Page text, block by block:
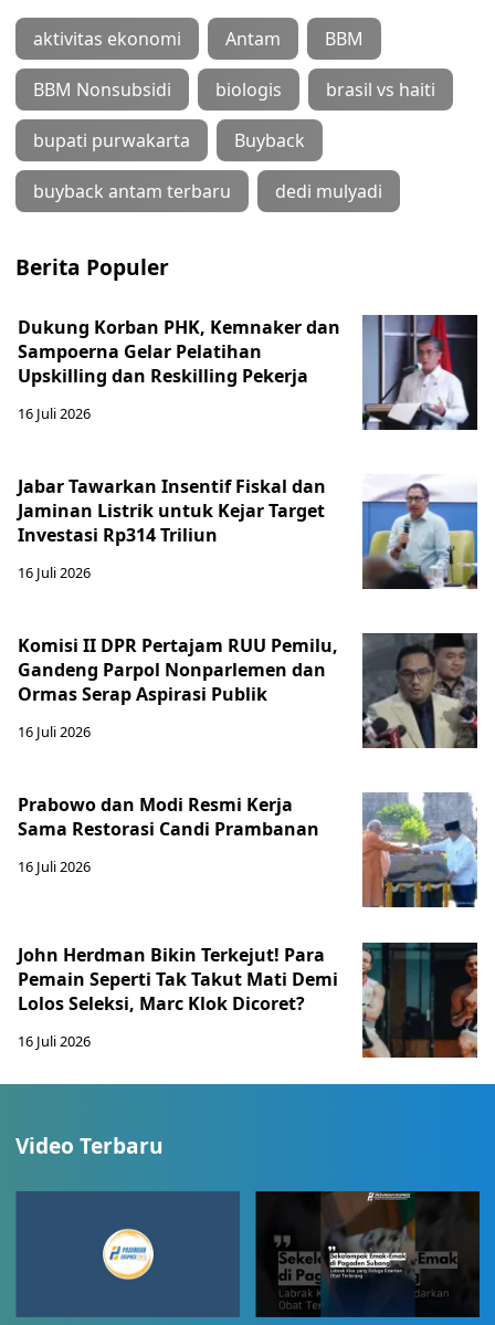
aktivitas ekonomi Antam BBM
BBM Nonsubsidi biologis brasil vs haiti
bupati purwakarta Buyback
buyback antam terbaru dedi mulyadi
Berita Populer
Dukung Korban PHK, Kemnaker dan
Sampoerna Gelar Pelatihan
Upskilling dan Reskilling Pekerja
16 Juli 2026
Jabar Tawarkan Insentif Fiskal dan
Jaminan Listrik untuk Kejar Target
Investasi Rp314 Triliun
16 Juli 2026
Komisi II DPR Pertajam RUU Pemilu,
Gandeng Parpol Nonparlemen dan
Ormas Serap Aspirasi Publik
16 Juli 2026
Prabowo dan Modi Resmi Kerja
Sama Restorasi Candi Prambanan
16 Juli 2026
John Herdman Bikin Terkejut! Para
Pemain Seperti Tak Takut Mati Demi
Lolos Seleksi, Marc Klok Dicoret?
16 Juli 2026
Video Terbaru